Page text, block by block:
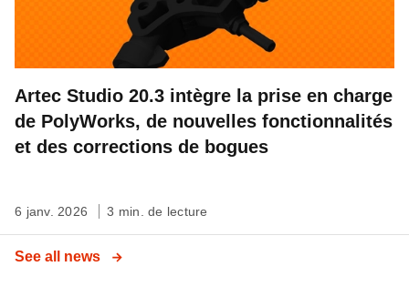
Artec Studio 20.3 intègre la prise en charge
de PolyWorks, de nouvelles fonctionnalités
et des corrections de bogues
6 janv. 2026 3 min. de lecture
See all news